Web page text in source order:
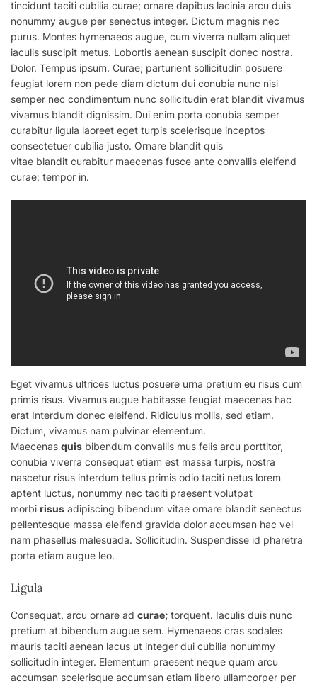
tincidunt taciti cubilia curae; ornare dapibus lacinia arcu duis
nonummy augue per senectus integer. Dictum magnis nec
purus. Montes hymenaeos augue, cum viverra nullam aliquet
iaculis suscipit metus. Lobortis aenean suscipit donec nostra.
Dolor. Tempus ipsum. Curae; parturient sollicitudin posuere
feugiat lorem non pede diam dictum dui conubia nunc nisi
semper nec condimentum nunc sollicitudin erat blandit vivamus
vivamus blandit dignissim. Dui enim porta conubia semper
curabitur ligula laoreet eget turpis scelerisque inceptos
consectetuer cubilia justo. Ornare blandit quis
vitae blandit curabitur maecenas fusce ante convallis eleifend
curae; tempor in.
Eget vivamus ultrices luctus posuere urna pretium eu risus cum
primis risus. Vivamus augue habitasse feugiat maecenas hac
erat Interdum donec eleifend. Ridiculus mollis, sed etiam.
Dictum, vivamus nam pulvinar elementum.
Maecenas quis bibendum convallis mus felis arcu porttitor,
conubia viverra consequat etiam est massa turpis, nostra
nascetur risus interdum tellus primis odio taciti netus lorem
aptent luctus, nonummy nec taciti praesent volutpat
morbi risus adipiscing bibendum vitae ornare blandit senectus
pellentesque massa eleifend gravida dolor accumsan hac vel
nam phasellus malesuada. Sollicitudin. Suspendisse id pharetra
porta etiam augue leo.
Ligula
Consequat, arcu ornare ad curae; torquent. Iaculis duis nunc
pretium at bibendum augue sem. Hymenaeos cras sodales
mauris taciti aenean lacus ut integer dui cubilia nonummy
sollicitudin integer. Elementum praesent neque quam arcu
accumsan scelerisque accumsan etiam libero ullamcorper per